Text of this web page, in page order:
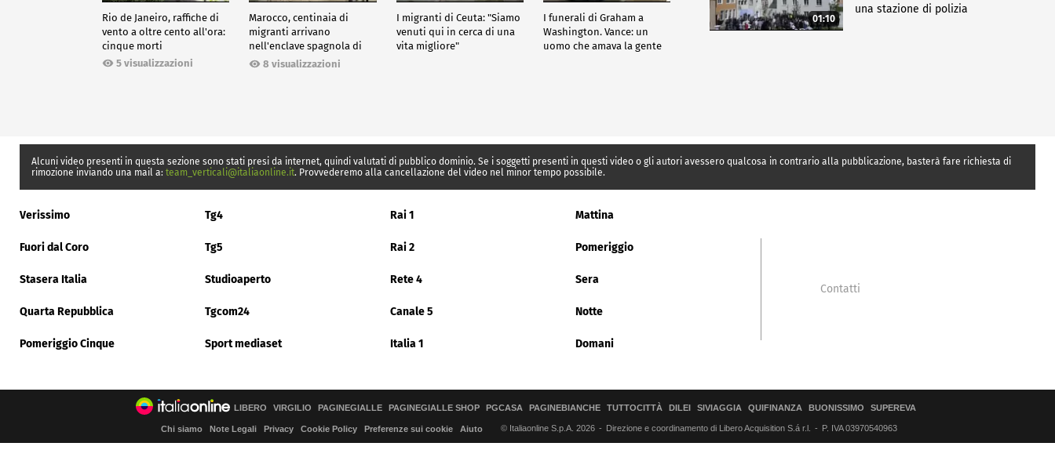
Rio de Janeiro, raffiche di
vento a oltre cento all'ora:
cinque morti
5 visualizzazioni
Marocco, centinaia di
migranti arrivano
nell'enclave spagnola di
Ceuta8 visualizzazioni
I migranti di Ceuta: "Siamo
venuti qui in cerca di una
vita migliore"
I funerali di Graham a
Washington. Vance: un
uomo che amava la gente
01:10
una stazione di polizia
Alcuni video presenti in questa sezione sono stati presi da internet, quindi valutati di pubblico dominio. Se i soggetti presenti in questi video o gli autori avessero qualcosa in contrario alla pubblicazione, basterà fare richiesta di
rimozione inviando una mail a: team_verticali@italiaonline.it. Provvederemo alla cancellazione del video nel minor tempo possibile.
Verissimo Tg4 Rai 1 Mattina
Fuori dal Coro Tg5 Rai 2 Pomeriggio
Stasera Italia Studioaperto Rete 4 Sera
Quarta Repubblica Tgcom24 Canale 5 Notte
Pomeriggio Cinque Sport mediaset Italia 1 Domani
Contatti
LIBERO VIRGILIO PAGINEGIALLE PAGINEGIALLE SHOP PGCASA PAGINEBIANCHE TUTTOCITTÀ DILEI SIVIAGGIA QUIFINANZA BUONISSIMO SUPEREVA
Chi siamo Note Legali Privacy Cookie Policy Preferenze sui cookie Aiuto © Italiaonline S.p.A. 2026 Direzione e coordinamento di Libero Acquisition S.á r.l. P. IVA 03970540963